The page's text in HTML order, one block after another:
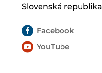
Slovenská republika
 Facebook
 YouTube